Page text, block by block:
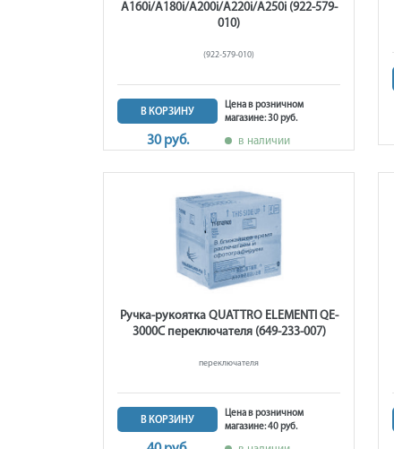
A160i/A180i/A200i/A220i/A250i (922-579-
010)
(922-579-010)
В КОРЗИНУ
30 руб.
Цена в розничном
магазине: 30 руб.
в наличии
Ручка-рукоятка QUATTRO ELEMENTI QE-
3000C переключателя (649-233-007)
переключателя
В КОРЗИНУ
Цена в розничном
магазине: 40 руб.